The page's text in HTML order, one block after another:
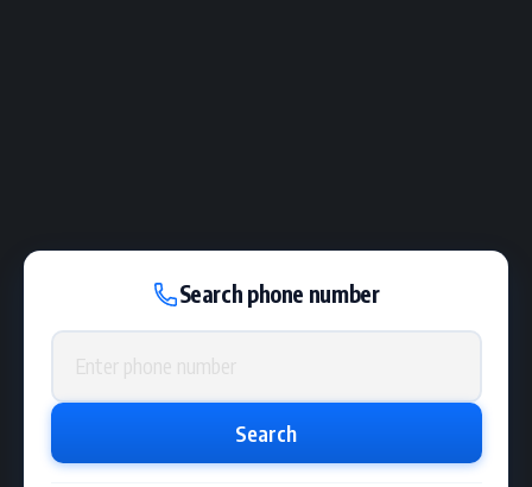
Search phone number
Phone number
Search